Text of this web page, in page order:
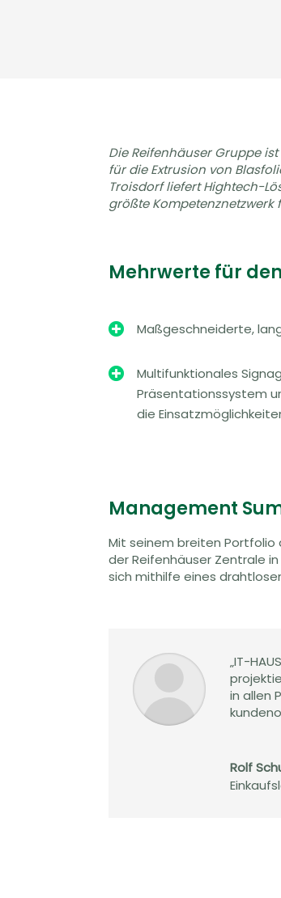
Die Reifenhäuser Gruppe
für die Extrusion von
Troisdorf liefert Hightech-
größte
Mehrwerte für
 Maßgeschneiderte,

Multifunktionales
Präsentationssystem
die
Management
Mit seinem breiten Portfolio
der Reifenhäuser Zentrale
sich mithilfe eines
„IT-
in allen
Rolf